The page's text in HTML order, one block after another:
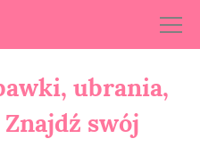
ubrania,
swój